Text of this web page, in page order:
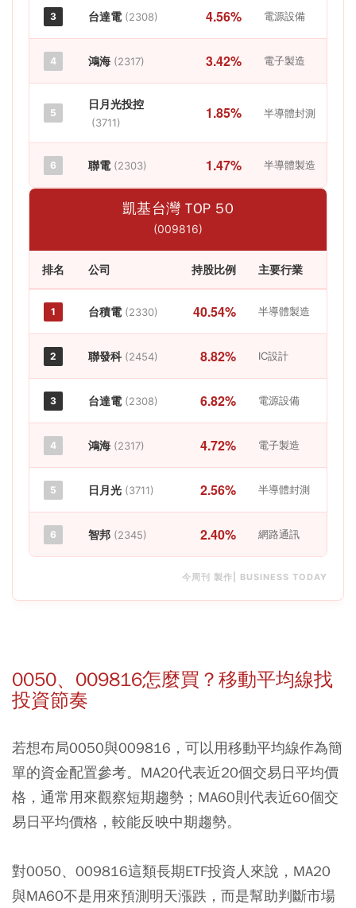
3 台達電 (2308) 4.56% 電源設備
4 鴻海 (2317) 3.42% 電子製造
5
日月光投控
(3711)
1.85% 半導體封測
6 聯電 (2303) 1.47% 半導體製造
凱基台灣 TOP 50
(009816)
排名 公司 持股比例 主要行業
1 台積電 (2330) 40.54% 半導體製造
2 聯發科 (2454) 8.82% IC設計
3 台達電 (2308) 6.82% 電源設備
4 鴻海 (2317) 4.72% 電子製造
5 日月光 (3711) 2.56% 半導體封測
6 智邦 (2345) 2.40% 網路通訊
今周刊 製作| BUSINESS TODAY
0050、009816怎麼買？移動平均線找
投資節奏
若想布局0050與009816，可以用移動平均線作為簡
單的資金配置參考。MA20代表近20個交易日平均價
格，通常用來觀察短期趨勢；MA60則代表近60個交
易日平均價格，較能反映中期趨勢。
對0050、009816這類長期ETF投資人來說，MA20
與MA60不是用來預測明天漲跌，而是幫助判斷市場